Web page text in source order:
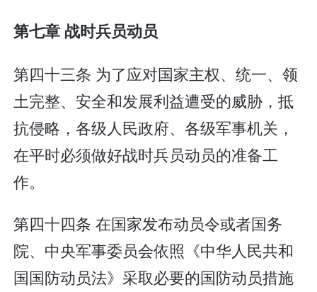
第七章 战时兵员动员
第四十三条 为了应对国家主权、统一、领
土完整、安全和发展利益遭受的威胁，抵
抗侵略，各级人民政府、各级军事机关，
在平时必须做好战时兵员动员的准备工
作。
第四十四条 在国家发布动员令或者国务
院、中央军事委员会依照《中华人民共和
国国防动员法》采取必要的国防动员措施